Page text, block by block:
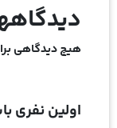
هیچ دیدگاهی
اولین نفری